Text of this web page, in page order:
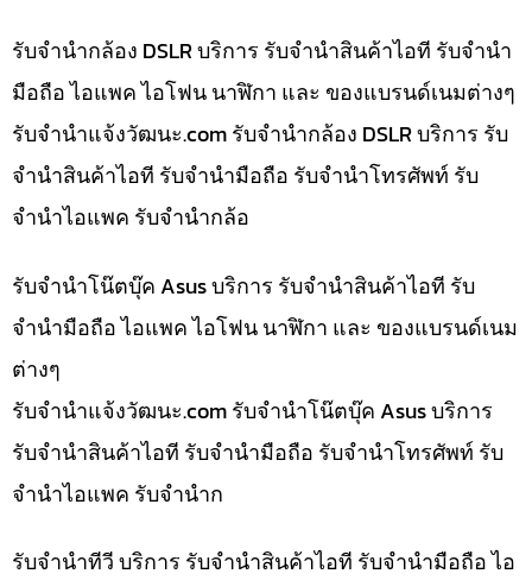
รับจำนำกล้อง DSLR บริการ รับจำนำสินค้าไอที รับจำนำ
มือถือ ไอแพค ไอโฟน นาฬิกา และ ของแบรนด์เนมต่างๆ
รับจํานําแจ้งวัฒนะ.com รับจำนำกล้อง DSLR บริการ รับ
จำนำสินค้าไอที รับจำนำมือถือ รับจำนำโทรศัพท์ รับ
จำนำไอแพค รับจำนำกล้อ
รับจำนำโน๊ตบุ๊ค Asus บริการ รับจำนำสินค้าไอที รับ
จำนำมือถือ ไอแพค ไอโฟน นาฬิกา และ ของแบรนด์เนม
ต่างๆ
รับจํานําแจ้งวัฒนะ.com รับจำนำโน๊ตบุ๊ค Asus บริการ
รับจำนำสินค้าไอที รับจำนำมือถือ รับจำนำโทรศัพท์ รับ
จำนำไอแพค รับจำนำก
รับจำนำทีวี บริการ รับจำนำสินค้าไอที รับจำนำมือถือ ไอ